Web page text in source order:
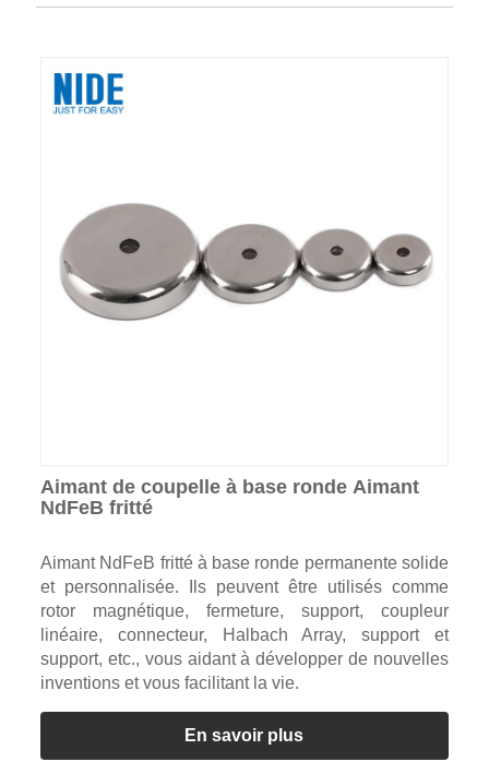
Aimant de coupelle à base ronde Aimant
NdFeB fritté
Aimant NdFeB fritté à base ronde permanente solide
et personnalisée. Ils peuvent être utilisés comme
rotor magnétique, fermeture, support, coupleur
linéaire, connecteur, Halbach Array, support et
support, etc., vous aidant à développer de nouvelles
inventions et vous facilitant la vie.
En savoir plus